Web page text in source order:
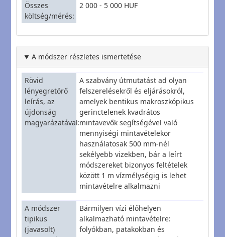
Összes
költség/mérés
2 000 - 5 000 HUF
A módszer részletes ismertetése
Rövid
lényegretörő
leírás, az
újdonság
magyarázatával
A szabvány útmutatást ad olyan
felszerelésekről és eljárásokról,
amelyek bentikus makroszkópikus
gerinctelenek kvadrátos
mintavevők segítségével való
mennyiségi mintavételekor
használatosak 500 mm-nél
sekélyebb vizekben, bár a leírt
módszereket bizonyos feltételek
között 1 m vízmélységig is lehet
mintavételre alkalmazni
A módszer
tipikus
(javasolt)
Bármilyen vízi élőhelyen
alkalmazható mintavételre:
folyókban, patakokban és